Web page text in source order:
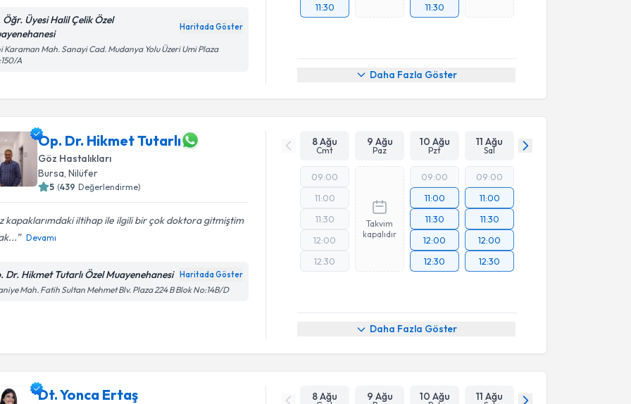
Öğr. Üyesi Halil Çelik Özel
Haritada Göster
Karaman Mah. Sanayi Cad. Mudanya Yolu Üzeri Umi Plaza
A
11:30
11:30
Daha Fazla Göster
Op. Dr. Hikmet Tutarlı
Göz Hastalıkları
Bursa, Nilüfer
5 (439 Değerlendirme)
kapaklarımdaki iltihap ile ilgili bir çok doktora gitmiştim
Devamı
Dr. Hikmet Tutarlı Özel Muayenehanesi Haritada Göster
Mah. Fatih Sultan Mehmet Blv. Plaza 224 B Blok No:14B/D
8 Ağu
Cmt
9 Ağu
Paz
10 Ağu
Pzt
11 Ağu
Sal
09:00
11:00
11:30
12:00
12:30
Takvim
kapalıdır
09:00
11:00
11:30
12:00
12:30
09:00
11:00
11:30
12:00
12:30
Daha Fazla Göster
Dt. Yonca Ertaş 8 Ağu 9 Ağu 10 Ağu 11 Ağu